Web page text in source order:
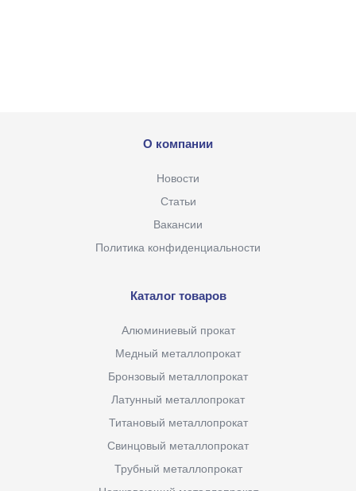
О компании
Новости
Статьи
Вакансии
Политика конфиденциальности
Каталог товаров
Алюминиевый прокат
Медный металлопрокат
Бронзовый металлопрокат
Латунный металлопрокат
Титановый металлопрокат
Свинцовый металлопрокат
Трубный металлопрокат